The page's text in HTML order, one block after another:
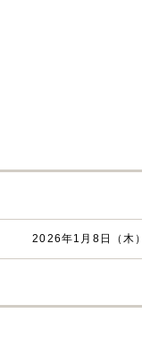
2026年1月8日（木）